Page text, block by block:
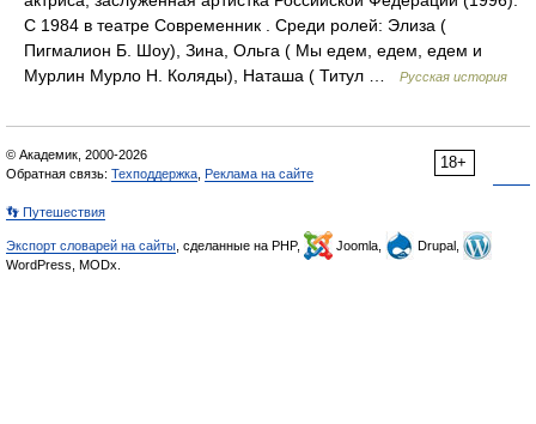
С 1984 в театре Современник . Среди ролей: Элиза (
Пигмалион Б. Шоу), Зина, Ольга ( Мы едем, едем, едем и
Мурлин Мурло Н. Коляды), Наташа ( Титул …
Русская история
18+
© Академик, 2000-2026
Обратная связь: Техподдержка Реклама на сайте
👣 Путешествия
Экспорт словарей на сайты , сделанные на PHP, Joomla,
Drupal,
WordPress, MODx.